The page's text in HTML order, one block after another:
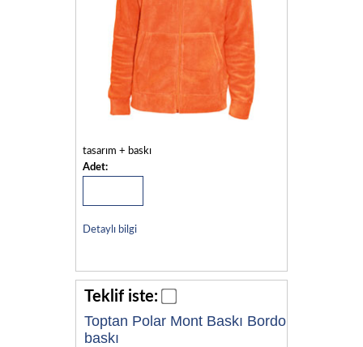
tasarım + baskı
Adet:
Detaylı bilgi
Teklif iste:
Toptan Polar Mont Baskı Bordo
baskı